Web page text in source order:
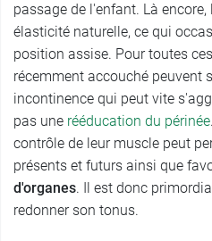
passage de l'enfant. Là
élasticité naturelle, ce qui
position assise. Pour toutes
récemment accouché peuvent
incontinence qui peut vite
pas une rééducation du périnée
contrôle de leur muscle peut
présents et futurs ainsi que
d'organes. Il est donc
redonner son tonus.